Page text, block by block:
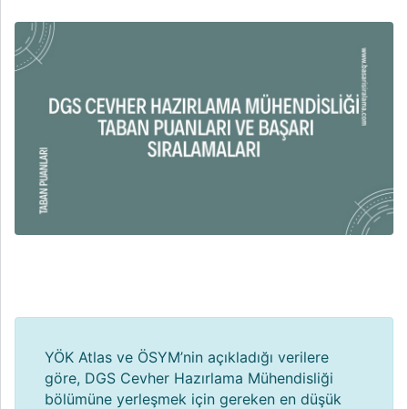
YÖK Atlas ve ÖSYM’nin açıkladığı verilere
göre, DGS Cevher Hazırlama Mühendisliği
bölümüne yerleşmek için gereken en düşük